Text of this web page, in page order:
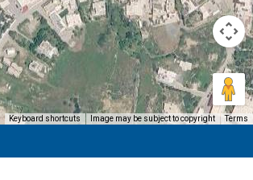
Keyboard shortcuts Image may be subject to copyright Terms